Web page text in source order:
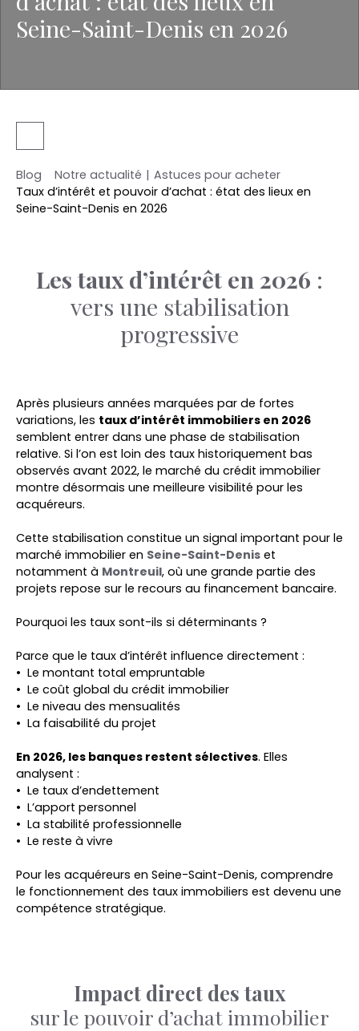
Seine-Saint-Denis en 2026
Blog Notre actualité | Astuces pour acheter
Taux d’intérêt et pouvoir d’achat : état des lieux en
Seine-Saint-Denis en 2026
Les taux d’intérêt en 2026 :
vers une stabilisation
progressive
Après plusieurs années marquées par de fortes
variations, les taux d’intérêt immobiliers en 2026
semblent entrer dans une phase de stabilisation
relative. Si l’on est loin des taux historiquement bas
observés avant 2022, le marché du crédit immobilier
montre désormais une meilleure visibilité pour les
acquéreurs.
Cette stabilisation constitue un signal important pour le
marché immobilier en Seine-Saint-Denis et
notamment à Montreuil, où une grande partie des
projets repose sur le recours au financement bancaire.
Pourquoi les taux sont-ils si déterminants ?
Parce que le taux d’intérêt influence directement :
Le montant total empruntable
Le coût global du crédit immobilier
Le niveau des mensualités
La faisabilité du projet
En 2026, les banques restent sélectives. Elles
analysent :
Le taux d’endettement
L’apport personnel
La stabilité professionnelle
Le reste à vivre
Pour les acquéreurs en Seine-Saint-Denis, comprendre
le fonctionnement des taux immobiliers est devenu une
compétence stratégique.
Impact direct des taux
sur le pouvoir d’achat immobilier